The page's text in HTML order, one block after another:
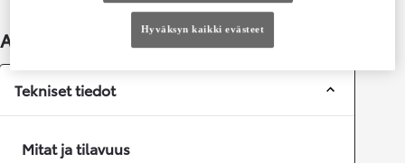
Auton lisätiedot
Tekniset tiedot
Mitat ja tilavuus
Hyväksyn kaikki evästeet